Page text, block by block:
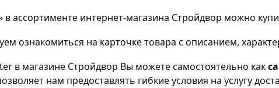
ассортименте интернет-магазина Стройдвор можно
ознакомиться на карточке товара с описанием,
в магазине Стройдвор Вы можете самостоятельно как
нам предоставлять гибкие условия на услугу